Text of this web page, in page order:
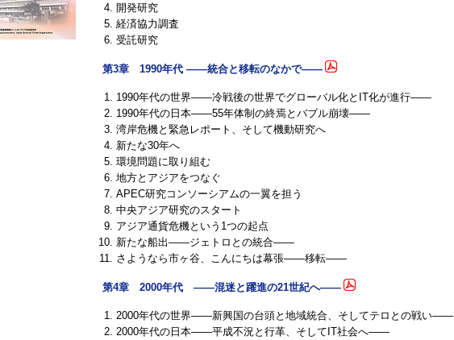
開発研究
経済協力調査
受託研究
第3章 1990年代 ――統合と移転のなかで――
1990年代の世界――冷戦後の世界でグローバル化とIT化が進行――
1990年代の日本――55年体制の終焉とバブル崩壊――
湾岸危機と緊急レポート、そして機動研究へ
新たな30年へ
環境問題に取り組む
地方とアジアをつなぐ
APEC研究コンソーシアムの一翼を担う
中央アジア研究のスタート
アジア通貨危機という1つの起点
新たな船出――ジェトロとの統合――
さようなら市ヶ谷、こんにちは幕張――移転――
第4章 2000年代 ――混迷と躍進の21世紀へ――
2000年代の世界――新興国の台頭と地域統合、そしてテロとの戦い――
2000年代の日本――平成不況と行革、そしてIT社会へ――